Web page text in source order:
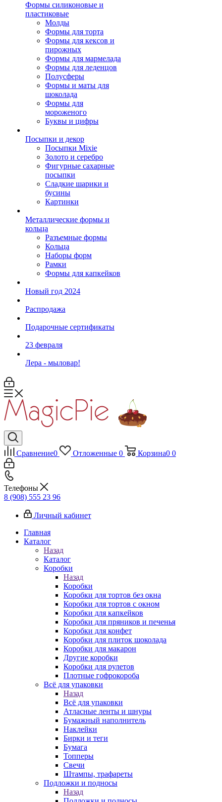
Формы силиконовые и
пластиковые
Молды
Формы для торта
Формы для кексов и
пирожных
Формы для мармелада
Формы для леденцов
Полусферы
Формы и маты для
шоколада
Формы для
мороженого
Буквы и цифры
Посыпки и декор
Посыпки Mixie
Золото и серебро
Фигурные сахарные
посыпки
Сладкие шарики и
бусины
Картинки
Металлические формы и
кольца
Разъемные формы
Кольца
Наборы форм
Рамки
Формы для капкейков
Новый год 2024
Распродажа
Подарочные сертификаты
23 февраля
Лера - мыловар!
Сравнение0 Отложенные 0 Корзина0 0
Телефоны
8 (908) 555 23 96
Личный кабинет
Главная
Каталог
Назад
Каталог
Коробки
Назад
Коробки
Коробки для тортов без окна
Коробки для тортов с окном
Коробки для капкейков
Коробки для пряников и печенья
Коробки для конфет
Коробки для плиток шоколада
Коробки для макарон
Другие коробки
Коробки для рулетов
Плотные гофрокороба
Всё для упаковки
Назад
Всё для упаковки
Атласные ленты и шнуры
Бумажный наполнитель
Наклейки
Бирки и теги
Бумага
Топперы
Свечи
Штампы, трафареты
Подложки и подносы
Назад